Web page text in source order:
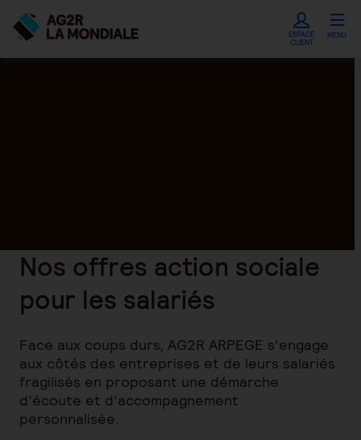
ESPACE
CLIENT
MENU
Nos offres action sociale
pour les salariés
Face aux coups durs, AG2R ARPEGE s’engage
aux côtés des entreprises et de leurs salariés
fragilisés en proposant une démarche
d’écoute et d’accompagnement
personnalisée.